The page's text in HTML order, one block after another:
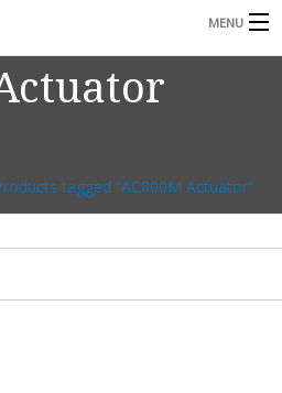
MENU
Phone: +86 17750010683
tagged “AC800M Actuator”